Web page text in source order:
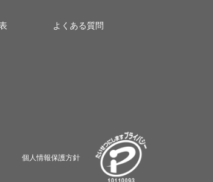
よくある質問
個人情報保護方針